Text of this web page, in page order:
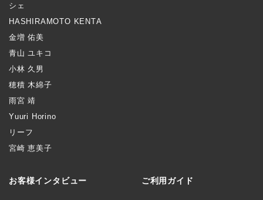
シェ
HASHIRAMOTO KENTA
金増 佑美
青山 ユキコ
小林 久男
穂積 木綿子
雨宮 靖
Yuuri Horino
リーフ
宮崎 恵美子
お客様インタビュー ご利用ガイド